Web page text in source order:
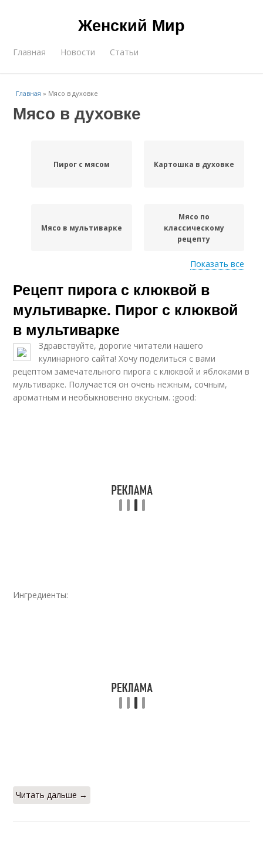
Женский Мир
Главная Новости Статьи
Главная » Мясо в духовке
Мясо в духовке
Пирог с мясом Картошка в духовке
Мясо в мультиварке
Мясо по
классическому
рецепту
Вяленое мясо
Мясо в домашних
условиях
Показать все
Рецепт пирога с клюквой в
мультиварке. Пирог с клюквой
в мультиварке
Здравствуйте, дорогие читатели нашего
кулинарного сайта! Хочу поделиться с вами
рецептом замечательного пирога с клюквой и яблоками в
мультиварке. Получается он очень нежным, сочным,
ароматным и необыкновенно вкусным. :good:
Ингредиенты:
Читать дальше →